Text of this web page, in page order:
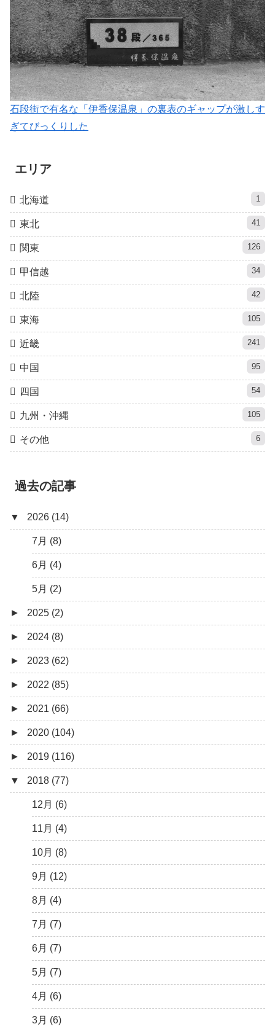
石段街で有名な「伊香保温泉」の裏表のギャップが激しす
ぎてびっくりした
エリア
北海道 1
東北 41
関東 126
甲信越 34
北陸 42
東海 105
近畿 241
中国 95
四国 54
九州・沖縄 105
その他 6
過去の記事
▼ 2026 (14)
7月 (8)
6月 (4)
5月 (2)
► 2025 (2)
12月 (1)
6月 (1)
► 2024 (8)
8月 (1)
7月 (1)
5月 (2)
4月 (3)
3月 (1)
► 2023 (62)
9月 (1)
8月 (1)
7月 (8)
6月 (5)
5月 (7)
4月 (9)
3月 (15)
2月 (6)
1月 (10)
► 2022 (85)
12月 (3)
10月 (1)
9月 (4)
8月 (5)
7月 (5)
6月 (8)
5月 (13)
4月 (12)
3月 (13)
2月 (14)
1月 (7)
► 2021 (66)
12月 (4)
11月 (8)
10月 (1)
8月 (2)
7月 (4)
6月 (6)
5月 (5)
4月 (10)
3月 (5)
2月 (11)
1月 (10)
► 2020 (104)
12月 (7)
11月 (10)
10月 (8)
9月 (5)
8月 (9)
7月 (8)
6月 (3)
5月 (10)
4月 (7)
3月 (8)
2月 (19)
1月 (10)
► 2019 (116)
12月 (9)
11月 (11)
10月 (9)
9月 (16)
8月 (9)
7月 (11)
6月 (5)
5月 (8)
4月 (12)
3月 (9)
2月 (8)
▼ 2018 (77)
12月 (6)
11月 (4)
10月 (8)
9月 (12)
8月 (4)
7月 (7)
6月 (7)
5月 (7)
4月 (6)
3月 (6)